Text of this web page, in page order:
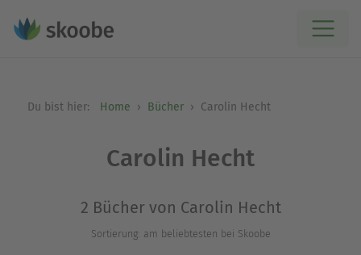
Du bist hier: Home Bücher Carolin Hecht
Carolin Hecht
2 Bücher von Carolin Hecht
Sortierung: am beliebtesten bei Skoobe